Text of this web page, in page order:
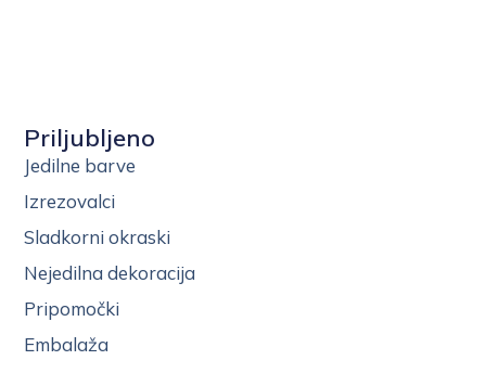
Priljubljeno
Jedilne barve
Izrezovalci
Sladkorni okraski
Nejedilna dekoracija
Pripomočki
Embalaža